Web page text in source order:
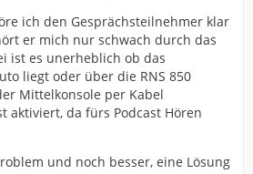
ich den Gesprächsteilnehmer klar
er mich nur schwach durch das
ist es unerheblich ob das
liegt oder über die RNS 850
Mittelkonsole per Kabel
aktiviert, da fürs Podcast Hören
und noch besser, eine Lösung